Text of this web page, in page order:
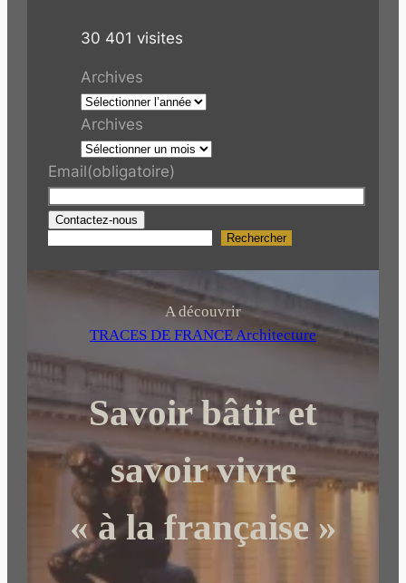
30 401 visites
Archives
Archives
Email(obligatoire)
Contactez-nous
r
c
h
r
Rechercher
A découvrir
TRACES DE FRANCE Architecture
Savoir bâtir et
savoir vivre
« à la française »